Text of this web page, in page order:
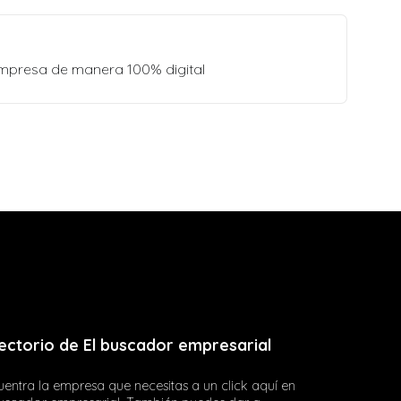
de manera 100% digital
de El buscador empresarial
la empresa que necesitas a un click aquí en